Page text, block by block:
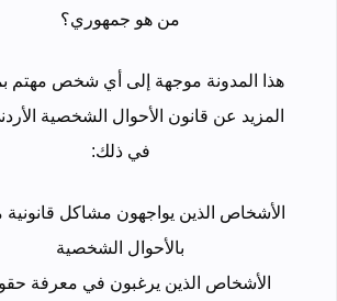
من هو جمهوري؟
هذا المدونة موجهة إلى أي شخص مهتم
المزيد عن قانون الأحوال الشخصية
في ذلك:
الأشخاص الذين يواجهون مشاكل قانونية
بالأحوال الشخصية
الأشخاص الذين يرغبون في معرفة